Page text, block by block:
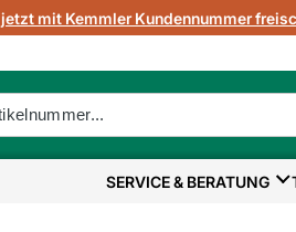
mit Kemmler Kundennummer
SERVICE & BERATUNG